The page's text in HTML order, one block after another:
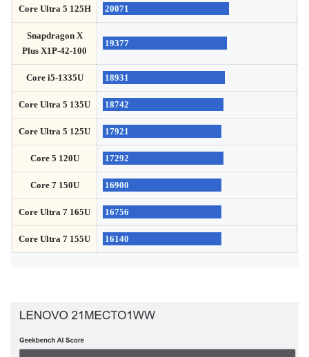
Core Ultra 5 125H 20071
Snapdragon X
Plus X1P-42-100
19377
Core i5-1335U 18931
Core Ultra 5 135U 18742
Core Ultra 5 125U 17921
Core 5 120U 17292
Core 7 150U 16900
Core Ultra 7 165U 16756
Core Ultra 7 155U 16140